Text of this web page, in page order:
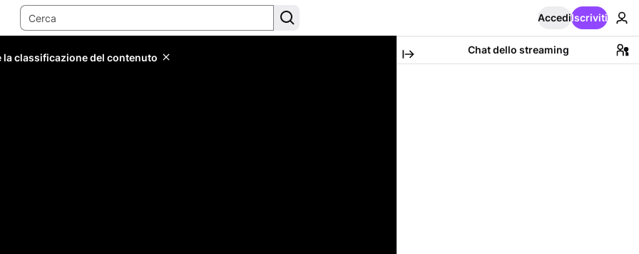
AccediIscriviti
classificazione del contenuto
Chat dello streaming